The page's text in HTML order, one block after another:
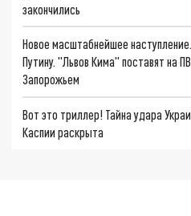
закончились
Новое масштабнейшее
Путину. "Львов Кима" поставят на
Запорожьем
Вот это триллер! Тайна удара
Каспии раскрыта